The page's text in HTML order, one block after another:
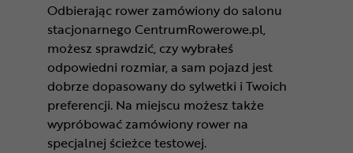
Odbierając rower zamówiony do salonu
stacjonarnego CentrumRowerowe.pl,
możesz sprawdzić, czy wybrałeś
odpowiedni rozmiar, a sam pojazd jest
dobrze dopasowany do sylwetki i Twoich
preferencji. Na miejscu możesz także
wypróbować zamówiony rower na
specjalnej ścieżce testowej.